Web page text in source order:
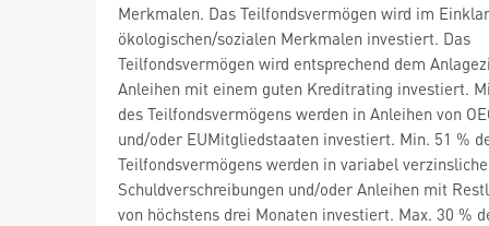
Merkmalen. Das Teilfondsvermögen wird im
ökologischen/sozialen Merkmalen investiert. Das
Teilfondsvermögen wird entsprechend dem
Anleihen mit einem guten Kreditrating investiert.
des Teilfondsvermögens werden in Anleihen von
und/oder EUMitgliedstaaten investiert. Min. 51 %
Teilfondsvermögens werden in variabel verzinsliche
Schuldverschreibungen und/oder Anleihen mit
von höchstens drei Monaten investiert. Max. 30 %